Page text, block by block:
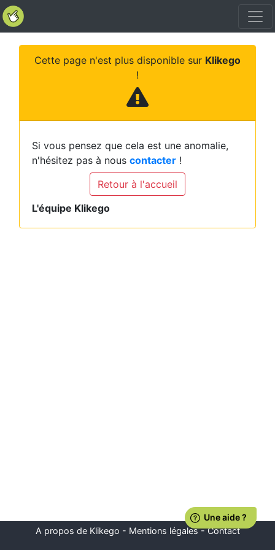
Cette page n'est plus disponible sur Klikego
!
Si vous pensez que cela est une anomalie,
n'hésitez pas à nous contacter !
Retour à l'accueil
L'équipe Klikego
A propos de Klikego - Mentions légales-Contact